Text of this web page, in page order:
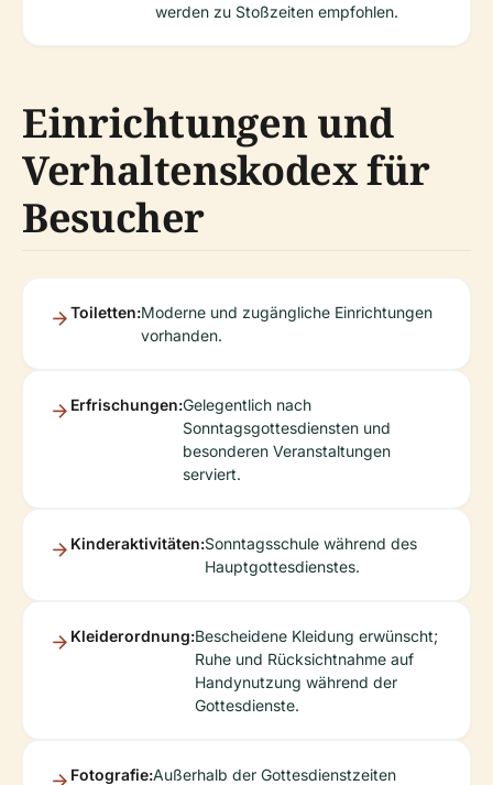
werden zu Stoßzeiten empfohlen.
Einrichtungen und
Verhaltenskodex für
Besucher
Toiletten:Moderne und zugängliche Einrichtungen
vorhanden.
Erfrischungen:Gelegentlich nach
Sonntagsgottesdiensten und
besonderen Veranstaltungen
serviert.
Kinderaktivitäten:Sonntagsschule während des
Hauptgottesdienstes.
Kleiderordnung:Bescheidene Kleidung erwünscht;
Ruhe und Rücksichtnahme auf
Handynutzung während der
Gottesdienste.
Fotografie:Außerhalb der Gottesdienstzeiten